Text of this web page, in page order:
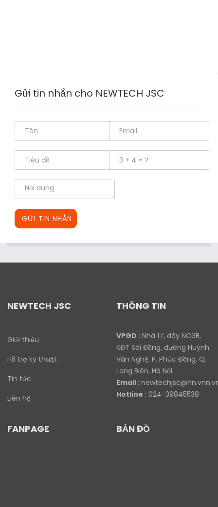
Gửi tin nhắn cho NEWTECH JSC
GỬI TIN NHẮN
NEWTECH JSC
Giới thiệu
Hỗ trợ kỹ thuật
Tin tức
Liên hệ
THÔNG TIN
VPGD : Nhà 17, dãy NO3B,
KĐT Sài Đồng, đường Huỳnh
Văn Nghệ, P. Phúc Đồng, Q.
Long Biên, Hà Nội
Email :
Hotline : 024-39845538
FANPAGE BẢN ĐỒ